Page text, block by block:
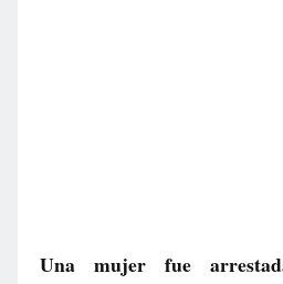
Una mujer fue